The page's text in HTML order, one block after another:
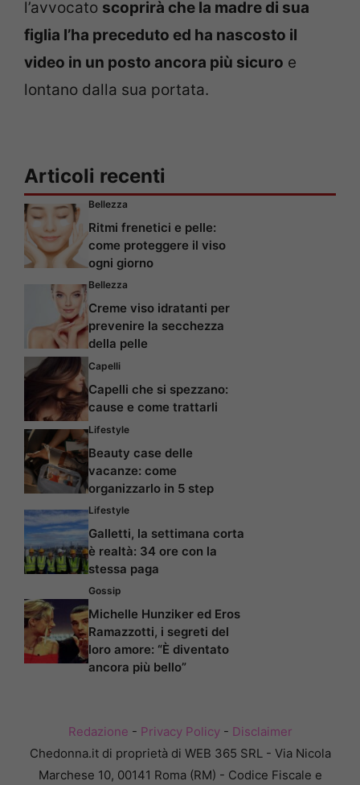
l’avvocato scoprirà che la madre di sua
figlia l’ha preceduto ed ha nascosto il
video in un posto ancora più sicuro e
lontano dalla sua portata.
Articoli recenti
Bellezza
Ritmi frenetici e pelle:
come proteggere il viso
ogni giorno
Bellezza
Creme viso idratanti per
prevenire la secchezza
della pelle
Capelli
Capelli che si spezzano:
cause e come trattarli
Lifestyle
Beauty case delle
vacanze: come
organizzarlo in 5 step
Lifestyle
Galletti, la settimana corta
è realtà: 34 ore con la
stessa paga
Gossip
Michelle Hunziker ed Eros
Ramazzotti, i segreti del
loro amore: “È diventato
ancora più bello”
Redazione - Privacy Policy- Disclaimer
Chedonna.it di proprietà di WEB 365 SRL - Via Nicola
Marchese 10, 00141 Roma (RM) - Codice Fiscale e